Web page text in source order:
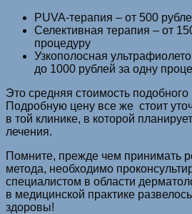
PUVA-терапия – от 500
Селективная терапия – от
процедуру
Узкополосная
до 1000 рублей за одну
Это средняя стоимость
Подробную цену все же стоит
в той клинике, в которой
лечения.
Помните, прежде чем принимать
метода, необходимо
специалистом в области
в медицинской практике
здоровы!